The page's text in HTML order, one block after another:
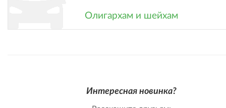
Олигархам и шейхам
Интересная новинка?